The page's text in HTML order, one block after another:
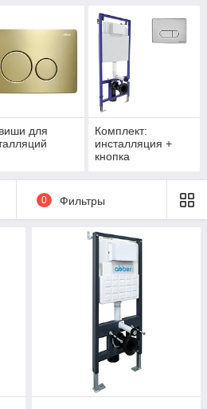
склада или оформить поставку
официальную гарантию
ТМ» помогут подобрать
с учетом особенностей
и бюджета. Осуществляем
Казахстану.
для
Комплект:
инсталляция +
кнопка
0 Фильтры